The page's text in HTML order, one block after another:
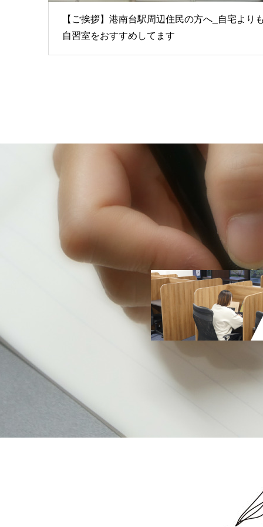
【ご挨拶】港南台駅周辺住民の方へ_自宅より
自習室をおすすめしてます